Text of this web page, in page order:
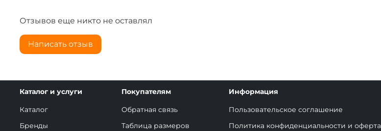
Отзывов еще никто не оставлял
Написать отзыв
Каталог и услуги
Каталог
Бренды
Покупателям
Обратная связь
Таблица размеров
Информация
Пользовательское соглашение
Политика конфиденциальности и оферта